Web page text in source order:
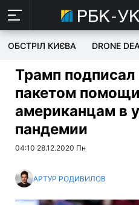
ОБСТРІЛ КИЄВА DRONE
Трамп
пакетом помощи
американцам в
пандемии
04:10 28.12.2020 Пн
АРТУР РОДИВИЛОВ